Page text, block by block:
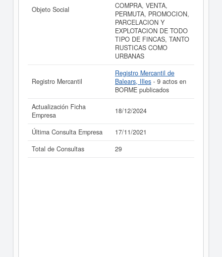
Objeto Social
COMPRA, VENTA,
PERMUTA, PROMOCION,
PARCELACION Y
EXPLOTACION DE TODO
TIPO DE FINCAS, TANTO
RUSTICAS COMO
URBANAS
Registro Mercantil
Registro Mercantil de
Balears, Illes - 9 actos en
BORME publicados
Actualización Ficha
Empresa
18/12/2024
Última Consulta Empresa
17/11/2021
Total de Consultas
29